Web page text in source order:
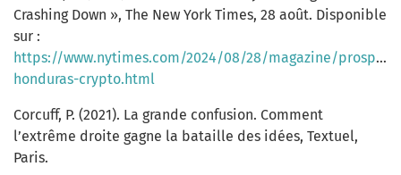
Crashing Down », The New York Times, 28 août. Disponible
sur :
https://www.nytimes.com/2024/08/28/magazine/prospera-
honduras-crypto.html
Corcuff, P. (2021). La grande confusion. Comment
l’extrême droite gagne la bataille des idées, Textuel,
Paris.